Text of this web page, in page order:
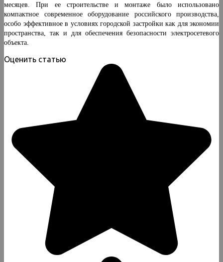
месяцев. При ее строительстве и монтаже было использовано
компактное современное оборудование российского производства,
особо эффективное в условиях городской застройки как для экономии
пространства, так и для обеспечения безопасности электросетевого
объекта.
Оценить статью